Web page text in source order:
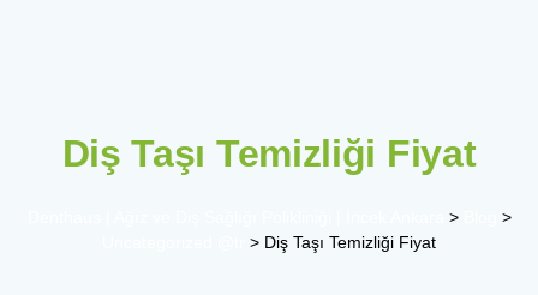
Diş Taşı Temizliği Fiyat
>
>
> Diş Taşı Temizliği Fiyat